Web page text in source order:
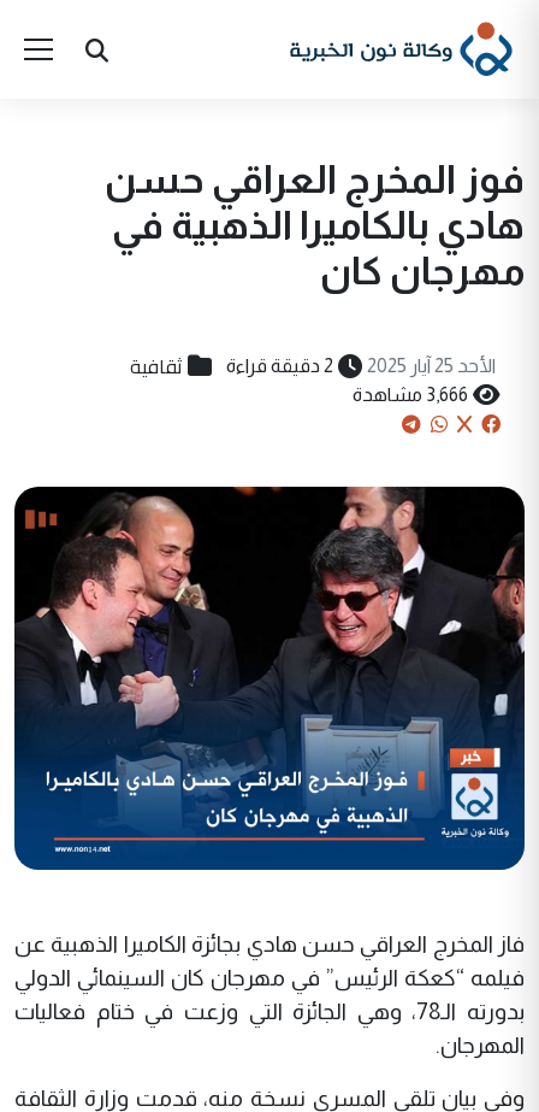
فوز المخرج العراقي حسن
هادي بالكاميرا الذهبية في
مهرجان كان
الأحد 25 آيار 2025 2 دقيقة قراءة ثقافية
3,666 مشاهدة
فاز المخرج العراقي حسن هادي بجائزة الكاميرا الذهبية عن
فيلمه “كعكة الرئيس” في مهرجان كان السينمائي الدولي
بدورته الـ78، وهي الجائزة التي وزعت في ختام فعاليات
المهرجان.
وفي بيان تلقى المسرى نسخة منه، قدمت وزارة الثقافة